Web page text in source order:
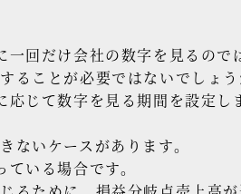
回だけ会社の数字を見るので
ることが必要ではないでしょう
じて数字を見る期間を設定し
いケースがあります。
いる場合です。